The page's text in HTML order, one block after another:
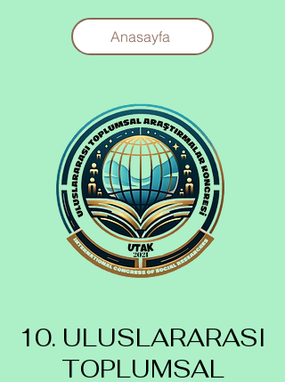
Anasayfa
10. ULUSLARARASI
TOPLUMSAL